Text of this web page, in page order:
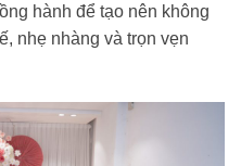
hành để tạo nên không
nhẹ nhàng và trọn vẹn